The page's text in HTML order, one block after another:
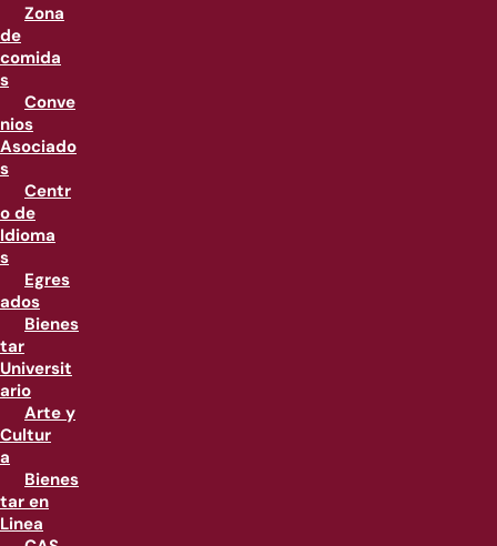
Zona
de
comida
s
Conve
nios
Asociado
s
Centr
o de
Idioma
s
Egres
ados
Bienes
tar
Universit
ario
Arte y
Cultur
a
Bienes
tar en
Linea